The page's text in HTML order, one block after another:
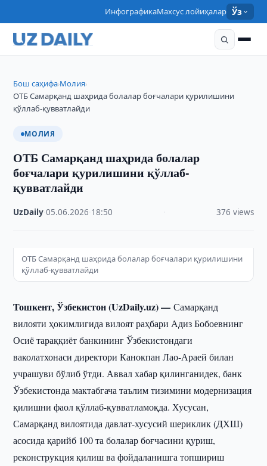
ИнфографикаМахсус лойиҳалар Ўз
Бош саҳифа›Молия›
ОТБ Самарқанд шаҳрида болалар боғчалари қурилишини
қўллаб-қувватлайди
МОЛИЯ
ОТБ Самарқанд шаҳрида болалар
боғчалари қурилишини қўллаб-
қувватлайди
UzDaily ·05.06.2026 18:50 376 views
ОТБ Самарқанд шаҳрида болалар боғчалари қурилишини
қўллаб-қувватлайди
Тошкент, Ўзбекистон (UzDaily.uz) —Самарқанд
вилояти ҳокимлигида вилоят раҳбари Адиз Бобоевнинг
Осиё тараққиёт банкининг Ўзбекистондаги
ваколатхонаси директори Канокпан Лао-Араей билан
учрашуви бўлиб ўтди. Аввал хабар қилинганидек, банк
Ўзбекистонда мактабгача таълим тизимини модернизация
қилишни фаол қўллаб-қувватламоқда. Хусусан,
Самарқанд вилоятида давлат-хусусий шериклик (ДХШ)
асосида қарийб 100 та болалар боғчасини қуриш,
реконструкция қилиш ва фойдаланишга топшириш